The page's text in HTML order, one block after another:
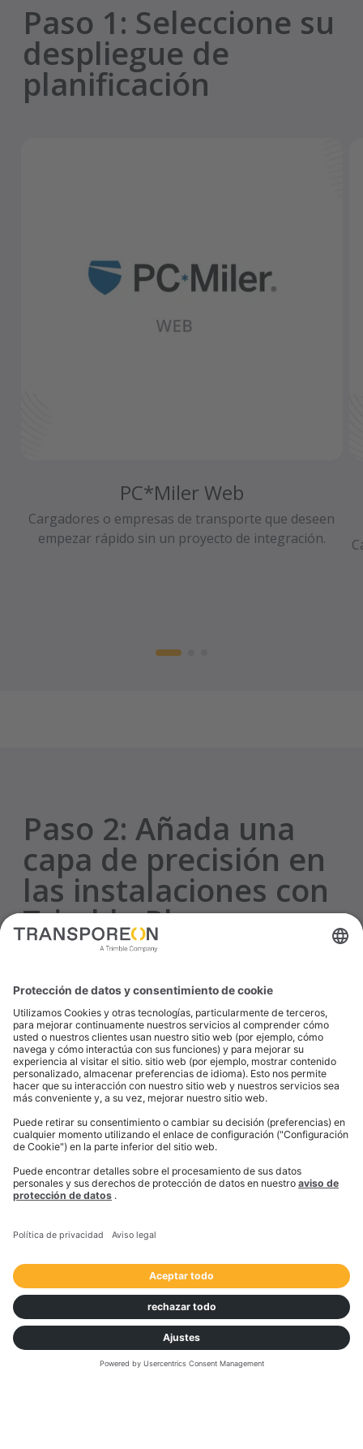
Paso 1: Seleccione su
despliegue de
planificación
PC*Miler Web
Cargadores o empresas de transporte que deseen
empezar rápido sin un proyecto de integración.
Paso 2:Añada una
capa de precisión en
las instalaciones con
Trimble Places
Planificación
PC*Miler Web / PC*Miler Web Services